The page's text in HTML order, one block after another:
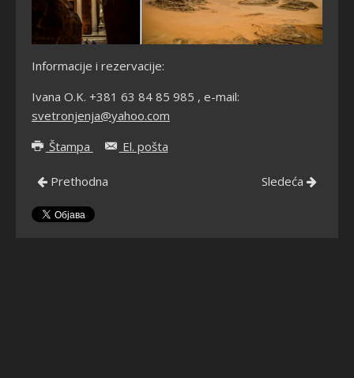
Informacije i rezervacije:
Ivana O.K. +381 63 84 85 985 , e-mail:
svetronjenja@yahoo.com
Štampa
El. pošta
Prethodna Sledeća